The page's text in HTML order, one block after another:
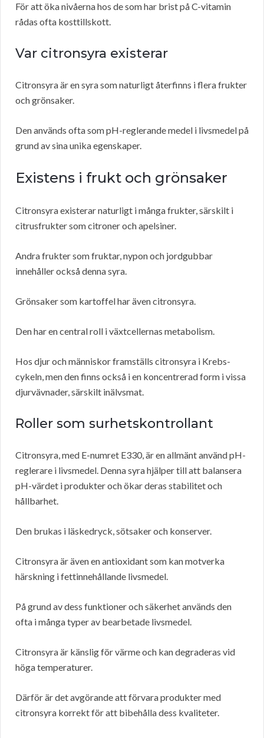
För att öka nivåerna hos de som har brist på C-vitamin
rådas ofta kosttillskott.
Var citronsyra existerar
Citronsyra är en syra som naturligt återfinns i flera frukter
och grönsaker.
Den används ofta som pH-reglerande medel i livsmedel på
grund av sina unika egenskaper.
Existens i frukt och grönsaker
Citronsyra existerar naturligt i många frukter, särskilt i
citrusfrukter som citroner och apelsiner.
Andra frukter som fruktar, nypon och jordgubbar
innehåller också denna syra.
Grönsaker som kartoffel har även citronsyra.
Den har en central roll i växtcellernas metabolism.
Hos djur och människor framställs citronsyra i Krebs-
cykeln, men den finns också i en koncentrerad form i vissa
djurvävnader, särskilt inälvsmat.
Roller som surhetskontrollant
Citronsyra, med E-numret E330, är en allmänt använd pH-
reglerare i livsmedel. Denna syra hjälper till att balansera
pH-värdet i produkter och ökar deras stabilitet och
hållbarhet.
Den brukas i läskedryck, sötsaker och konserver.
Citronsyra är även en antioxidant som kan motverka
härskning i fettinnehållande livsmedel.
På grund av dess funktioner och säkerhet används den
ofta i många typer av bearbetade livsmedel.
Citronsyra är känslig för värme och kan degraderas vid
höga temperaturer.
Därför är det avgörande att förvara produkter med
citronsyra korrekt för att bibehålla dess kvaliteter.